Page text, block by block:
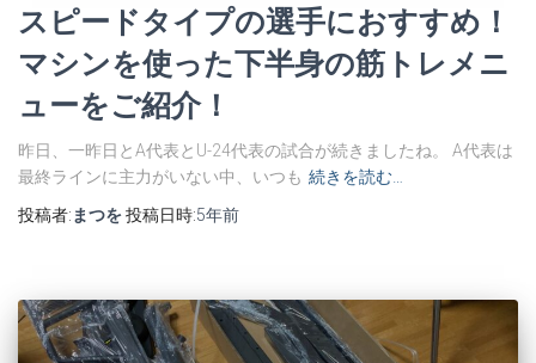
スピードタイプの選手におすすめ！
マシンを使った下半身の筋トレメニ
ューをご紹介！
昨日、一昨日とA代表とU-24代表の試合が続きましたね。 A代表は
最終ラインに主力がいない中、いつも 続きを読む…
投稿者: まつを投稿日時:5年前